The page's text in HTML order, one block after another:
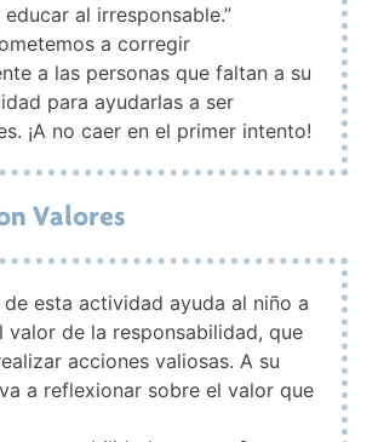
al irresponsable.”
a corregir
a las personas que faltan a su
para ayudarlas a ser
¡A no caer en el primer intento!
Valores
esta actividad ayuda al niño a
valor de la responsabilidad, que
acciones valiosas. A su
a reflexionar sobre el valor que